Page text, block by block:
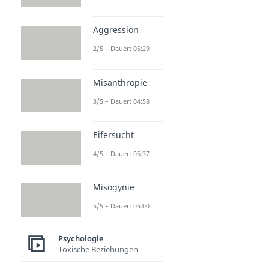
Aggression
2/5 – Dauer: 05:29
Misanthropie
3/5 – Dauer: 04:58
Eifersucht
4/5 – Dauer: 05:37
Misogynie
5/5 – Dauer: 05:00
Psychologie
Toxische Beziehungen